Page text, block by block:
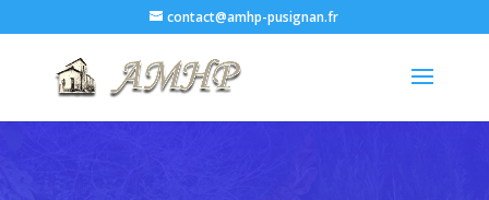
contact@amhp-pusignan.fr